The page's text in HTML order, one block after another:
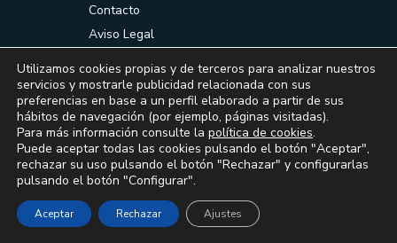
Contacto
Aviso Legal
Política de Cookies
Condiciones generales de
contratación
La Moderna
Utilizamos cookies propias y de terceros para analizar nuestros
servicios y mostrarle publicidad relacionada con sus
preferencias en base a un perfil elaborado a partir de sus
hábitos de navegación (por ejemplo, páginas visitadas).
Para más información consulte la política de cookies.
Puede aceptar todas las cookies pulsando el botón "Aceptar",
rechazar su uso pulsando el botón "Rechazar" y configurarlas
pulsando el botón "Configurar".
Aceptar Rechazar Ajustes